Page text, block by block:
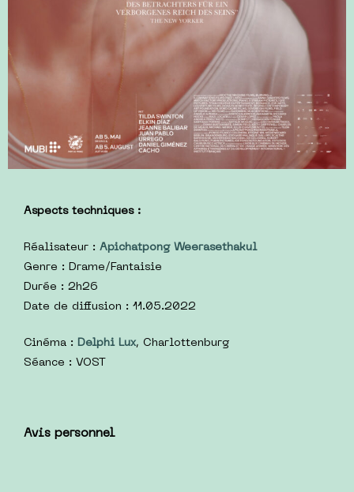
Aspects techniques :
Réalisateur : Apichatpong Weerasethakul
Genre : Drame/Fantaisie
Durée : 2h26
Date de diffusion : 11.05.2022
Cinéma : Delphi Lux, Charlottenburg
Séance : VOST
Avis personnel